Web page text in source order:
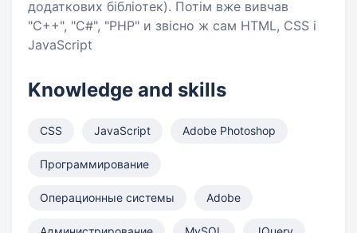
додаткових бібліотек). Потім вже вивчав
"С++", "C#", "PHP" и звісно ж сам HTML, CSS і
JavaScript
Knowledge and skills
CSS JavaScript Adobe Photoshop
Программирование
Операционные системы Adobe